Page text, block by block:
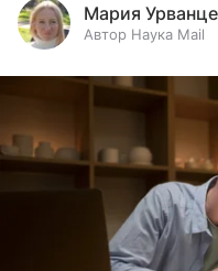
Мария
Автор Наука Mail